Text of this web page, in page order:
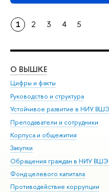
1 2 3 4 5
О ВЫШКЕ
Цифры и факты
Руководство и структура
Устойчивое развитие в НИУ ВШЭ
Преподаватели и сотрудники
Корпуса и общежития
Закупки
Обращения граждан в НИУ ВШЭ
Фонд целевого капитала
Противодействие коррупции